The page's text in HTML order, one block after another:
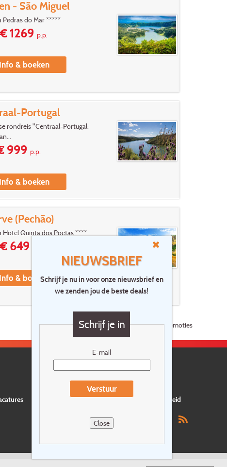
NIEUWSBRIEF
Schrijf je nu in voor onze nieuwsbrief en
we zenden jou de beste deals!
Schrijf je in
E-mail
Verstuur
Close
- São Miguel
Pedras do Mar *****
1269 p.p.
Info & boeken
Portugal
rondreis "Centraal-Portugal:
999 p.p.
Info & boeken
(Pechão)
Hotel Quinta dos Poetas ****
649
Info & boeken
Meer promoties
Privacyverklaring Verzekering Duurzaamheid